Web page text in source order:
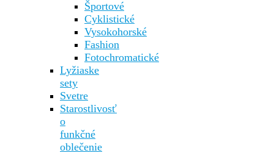
Športové
Cyklistické
Vysokohorské
Fashion
Fotochromatické
Lyžiaske
sety
Svetre
Starostlivosť
o
funkčné
oblečenie